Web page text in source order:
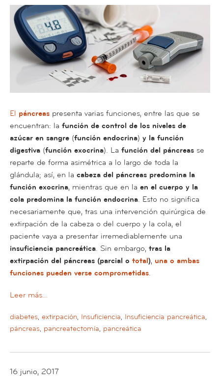
El páncreas presenta varias funciones, entre las que se
encuentran: la función de control de los niveles de
azúcar en sangre (función endocrina) y la función
digestiva (función exocrina). La función del páncreas se
reparte de forma asimétrica a lo largo de toda la
glándula; así, en la cabeza del páncreas predomina la
función exocrina, mientras que en la en el cuerpo y la
cola predomina la función endocrina. Esto no significa
necesariamente que, tras una intervención quirúrgica de
extirpación de la cabeza o del cuerpo y la cola, el
paciente vaya a presentar irremediablemente una
insuficiencia pancreática. Sin embargo, tras la
extirpación del páncreas (parcial o total), una o ambas
funciones pueden verse comprometidas.
Leer más…
diabetes, extirpación, Insuficiencia, Insuficiencia pancreática,
páncreas, pancreatectomía, pancreática
16 junio, 2017